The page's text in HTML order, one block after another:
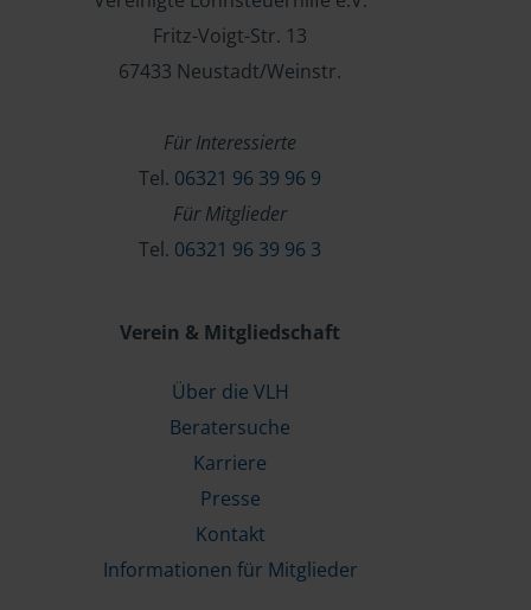
Fritz-Voigt-Str. 13
67433 Neustadt/Weinstr.
Für Interessierte
Tel. 06321 96 39 96 9
Für Mitglieder
Tel. 06321 96 39 96 3
Verein & Mitgliedschaft
Über die VLH
Beratersuche
Karriere
Presse
Kontakt
Informationen für Mitglieder